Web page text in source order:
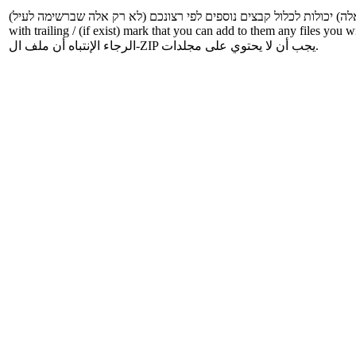
with trailing / (if exist) mark that you can add to them any files you
الرجاء الإنتباه أن ملف ال-ZIP يجب أن لا يحتوي على مجلدات.